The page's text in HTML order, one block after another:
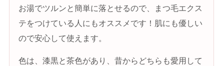
お湯でツルンと簡単に落とせるので、まつ毛エクス
テをつけている人にもオススメです！肌にも優しい
ので安心して使えます。
色は、漆黒と茶色があり、昔からどちらも愛用して